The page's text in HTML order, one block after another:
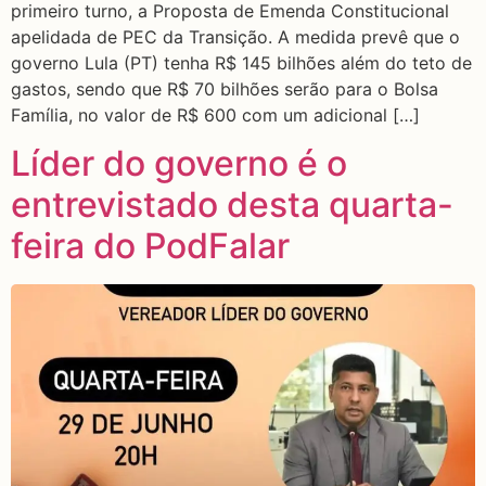
primeiro turno, a Proposta de Emenda Constitucional
apelidada de PEC da Transição. A medida prevê que o
governo Lula (PT) tenha R$ 145 bilhões além do teto de
gastos, sendo que R$ 70 bilhões serão para o Bolsa
Família, no valor de R$ 600 com um adicional […]
Líder do governo é o
entrevistado desta quarta-
feira do PodFalar